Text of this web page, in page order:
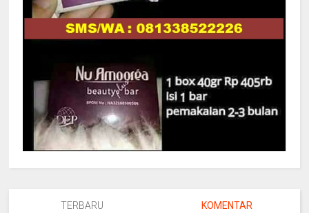
TERBARU KOMENTAR